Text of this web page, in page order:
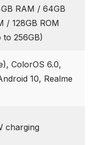
RAM / 64GB
/ 128GB ROM
to 256GB)
ColorOS 6.0,
10, Realme
charging